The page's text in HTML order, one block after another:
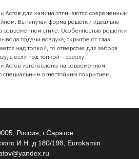
Астов для камина отличаются современным
Вытянутая форма решетки идеально
современном стиле. Особенностью решетки
подачи воздуха, скрытое от глаз.
над топкой, то отверстие для забора
а если под топкой – сверху.
Астов изготовлены на современном
специальным огнестойким покрытием.
Россия, г.Саратов
И.Н. д 180/198, Eurokamin